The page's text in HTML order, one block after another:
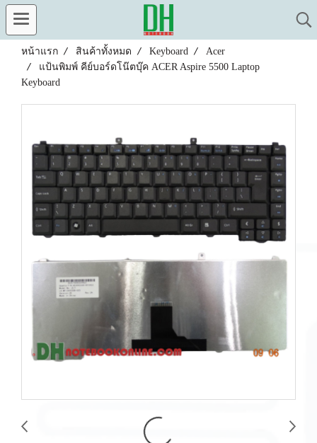
หน้าแรก สินค้าทั้งหมด Keyboard
Acer
แป้นพิมพ์ คีย์บอร์ดโน๊ตบุ๊ค ACER Aspire 5500 Laptop
Keyboard